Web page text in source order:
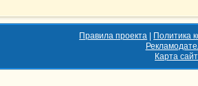
Правила проекта
Политика
Карта